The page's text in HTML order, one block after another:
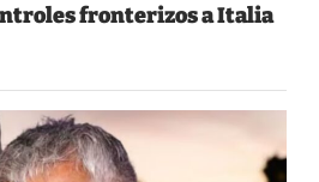
fronterizos a Italia